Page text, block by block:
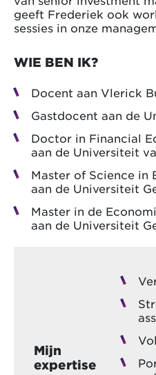
geeft Frederiek ook
sessies in onze
WIE BEN IK?
Docent aan Vlerick
Gastdocent aan de
Doctor in Financial
aan de Universiteit
Master of Science in
aan de Universiteit
Master in de
aan de Universiteit
Mijn
expertise